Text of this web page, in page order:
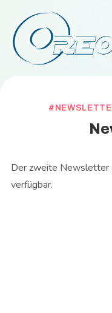
Der zweite
verfügbar.